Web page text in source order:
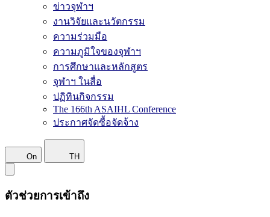
ข่าวจุฬาฯ
งานวิจัยและนวัตกรรม
ความร่วมมือ
ความภูมิใจของจุฬาฯ
การศึกษาและหลักสูตร
จุฬาฯ ในสื่อ
ปฏิทินกิจกรรม
The 166th ASAIHL Conference
ประกาศจัดซื้อจัดจ้าง
On TH
ตัวช่วยการเข้าถึง